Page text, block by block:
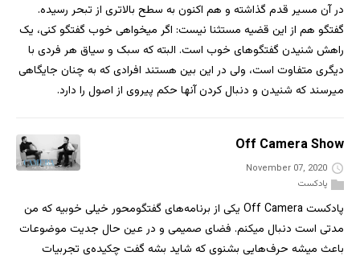
در آن مسیر قدم گذاشته و هم اکنون به سطح بالاتری از تبحر رسیده.
گفتگو هم از این قضیه مستثنا نیست: اگر میخواهی خوب گفتگو کنی، یک
راهش شنیدن گفتگوهای خوب است. البته که سبک و سیاق هر فردی با
دیگری متفاوت است، ولی در این بین هستند افرادی که به چنان جایگاهی
میرسند که شنیدن و دنبال کردن آنها حکم پیروی از اصول را دارد.
Off Camera Show
November 07, 2020
پادکست
پادکست Off Camera یکی از برنامه‌های گفتگومحور خیلی خوبیه که من
مدتی است دنبال میکنم. فضای صمیمی و در عین حال جدیت موضوعات
باعث میشه حرف‌هایی بشنوی که شاید بشه گفت چکیده‌ی تجربیات